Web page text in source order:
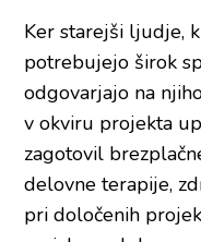
Ker starejši ljudje,
potrebujejo širok
odgovarjajo na
v okviru projekta
zagotovil
delovne terapije,
pri določenih